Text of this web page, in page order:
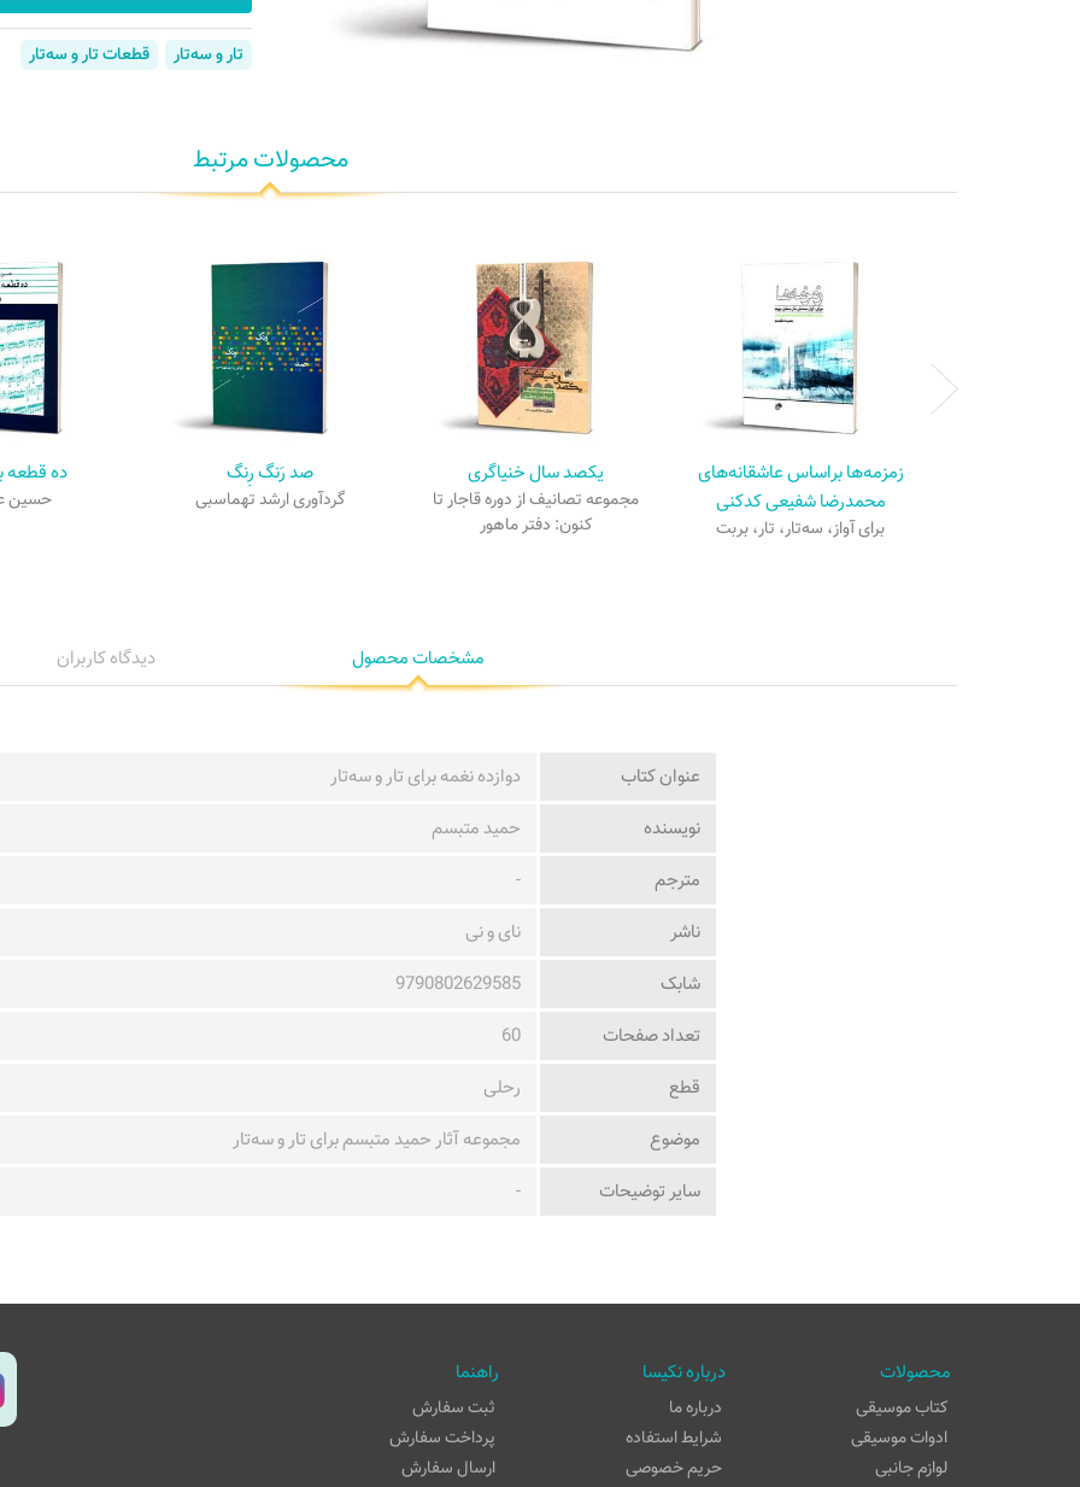
تار و سه‌تار قطعات تار و سه‌تار
محصولات مرتبط
زمزمه‌ها براساس عاشقانه‌های
محمدرضا شفیعی کدکنی
برای آواز، سه‌تار، تار، بربت
یکصد سال خنیاگری
مجموعه تصانیف از دوره قاجار تا
کنون: دفتر ماهور
صد رَنگ رِنگ
گردآوری ارشد تهماسبی
ده قطعه
حسین
مشخصات محصول دیدگاه کاربران
عنوان کتاب
دوازده نغمه برای تار و سه‌تار
نویسنده
حمید متبسم
مترجم
-
ناشر
نای و نی
شابک
9790802629585
تعداد صفحات
60
قطع
رحلی
موضوع
مجموعه آثار حمید متبسم برای تار و ‌سه‌تار
ساير توضيحات
-
محصولات
کتاب موسیقی
ادوات موسیقی
لوازم جانبی
درباره نکیسا
درباره ما
شرایط استفاده
حریم خصوصی
راهنما
ثبت سفارش
پرداخت سفارش
ارسال سفارش